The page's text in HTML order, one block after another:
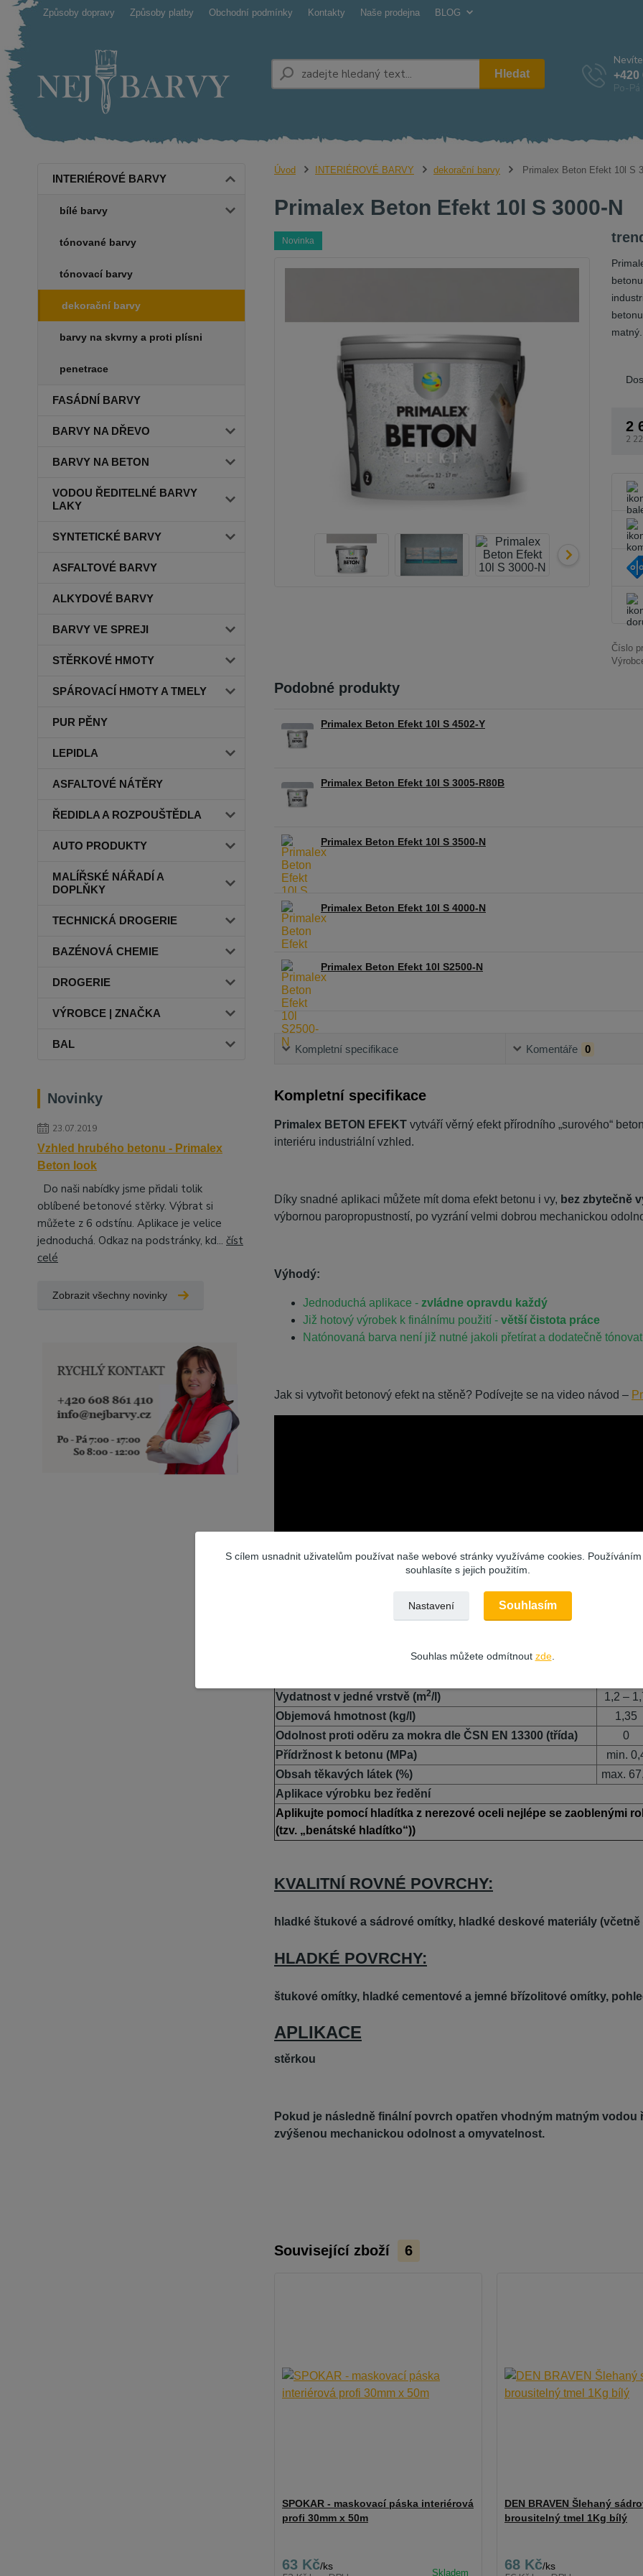
Způsoby dopravy Způsoby platby Obchodní podmínky Kontakty Naše prodejna BLOG
Hledat +420
Po-
INTERIÉROVÉ BARVY
bílé barvy
tónované barvy
tónovací barvy
dekorační barvy
barvy na skvrny a proti plísni
penetrace
FASÁDNÍ BARVY
BARVY NA DŘEVO
BARVY NA BETON
VODOU ŘEDITELNÉ BARVY
LAKY
SYNTETICKÉ BARVY
ASFALTOVÉ BARVY
ALKYDOVÉ BARVY
BARVY VE SPREJI
STĚRKOVÉ HMOTY
SPÁROVACÍ HMOTY A TMELY
PUR PĚNY
LEPIDLA
ASFALTOVÉ NÁTĚRY
ŘEDIDLA A ROZPOUŠTĚDLA
AUTO PRODUKTY
MALÍŘSKÉ NÁŘADÍ A
DOPLŇKY
TECHNICKÁ DROGERIE
BAZÉNOVÁ CHEMIE
DROGERIE
VÝROBCE | ZNAČKA
BAL
Novinky
23.07.2019
Vzhled hrubého betonu - Primalex
Beton look
Do naši nabídky jsme přidali tolik
oblíbené betonové stěrky. Výbrat si
můžete z 6 odstínu. Aplikace je velice
jednoduchá. Odkaz na podstránky, kd... číst
celé
Zobrazit všechny novinky
Úvod INTERIÉROVÉ BARVY dekorační barvy Primalex Beton Efekt 10l S
Primalex Beton Efekt 10l S 3000-N
Novinka
2
2
Číslo
Podobné produkty
Primalex Beton Efekt 10l S 4502-Y
Primalex Beton Efekt 10l S 3005-R80B
Primalex Beton Efekt 10l S 3500-N
Primalex Beton Efekt 10l S 4000-N
Primalex Beton Efekt 10l S2500-N
Kompletní specifikace Komentáře 0
Kompletní specifikace
Primalex BETON EFEKTvytváří věrný efekt přírodního „surového“
interiéru industriální vzhled.
Díky snadné aplikaci můžete mít doma efekt betonu i vy, bez zbytečně
výbornou paropropustností, po vyzrání velmi dobrou mechanickou
Výhodý:
Jednoduchá aplikace - zvládne opravdu každý
Již hotový výrobek k finálnímu použití - větší čistota práce
Natónovaná barva není již nutné jakoli přetírat a dodatečně
Jak si vytvořit betonový efekt na stěně? Podívejte se na video návod –
Vydatnost v jedné vrstvě (m2/l)
1,2 –
Objemová hmotnost (kg/l)
1,35
Odolnost proti oděru za mokra dle ČSN EN 13300 (třída)
0
Přídržnost k betonu (MPa)
min.
Obsah těkavých látek (%)
max.
Aplikace výrobku bez ředění
Aplikujte pomocí hladítka z nerezové oceli nejlépe se zaoblenými
(tzv. „benátské hladítko“))
KVALITNÍ ROVNÉ POVRCHY:
hladké štukové a sádrové omítky, hladké deskové materiály
HLADKÉ POVRCHY:
štukové omítky, hladké cementové a jemné břízolitové omítky,
APLIKACE
stěrkou
Pokud je následně finální povrch opatřen vhodným matným
zvýšenou mechanickou odolnost a omyvatelnost.
Související zboží 6
SPOKAR - maskovací páska interiérová
profi 30mm x 50m
63 Kč/ks
DEN BRAVEN Šlehaný
brousitelný tmel 1Kg bílý
68 Kč/ks
S cílem usnadnit uživatelům používat naše webové stránky využíváme cookies.
souhlasíte s jejich použitím.
Nastavení Souhlasím
Souhlas můžete odmítnout zde.